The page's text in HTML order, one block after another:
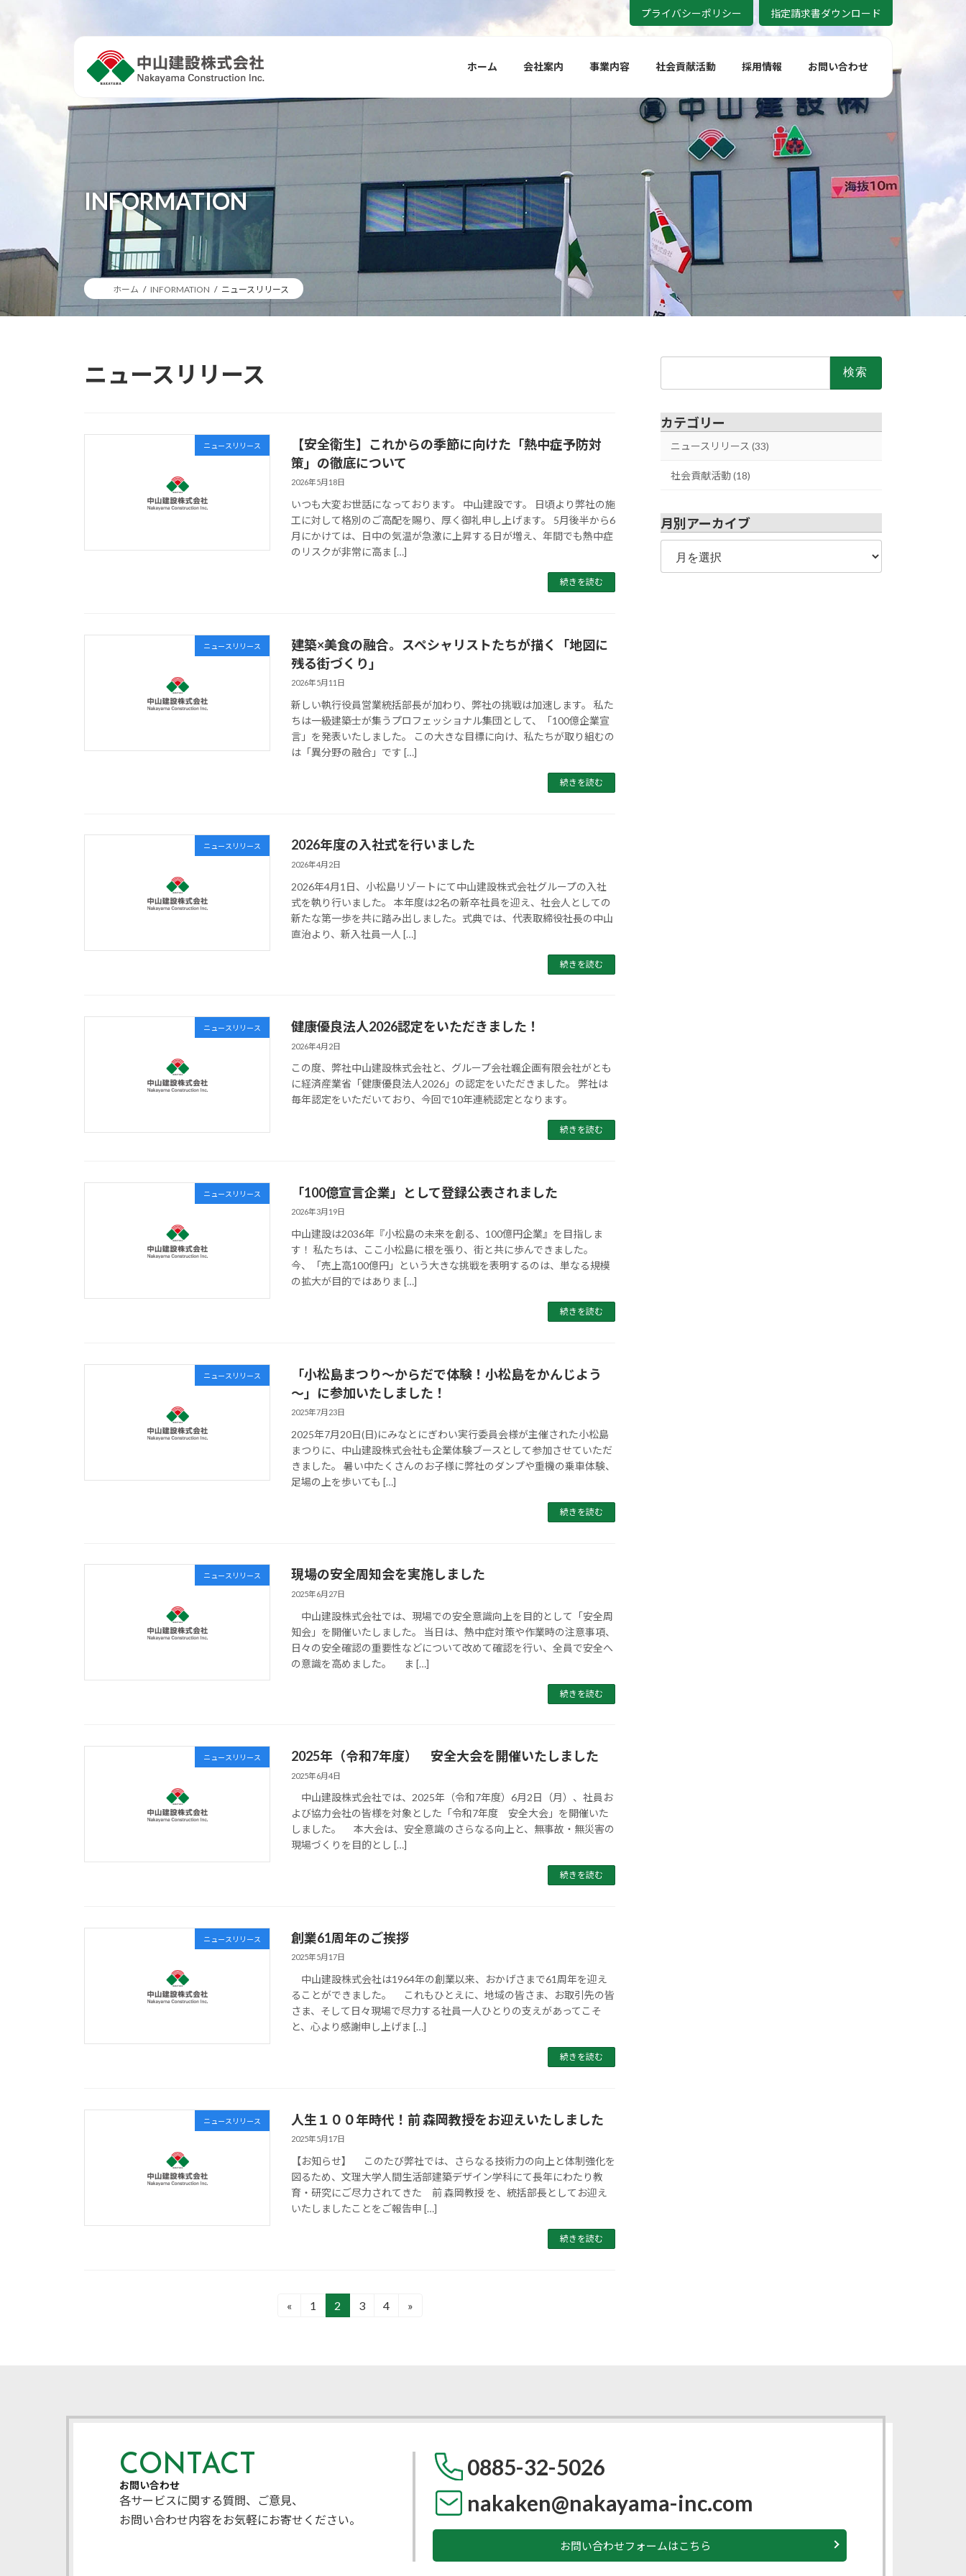
ホーム 会社案内 事業内容 社会貢献活動 採用情報 お問い合わせ
プライバシーポリシー 指定請求書ダウンロード
INFORMATION
ホーム INFORMATION ニュースリリース
ニュースリリース
ニュースリリース
【安全衛生】これからの季節に向けた「熱中症予防対
策」の徹底について
2026年5月18日
いつも大変お世話になっております。 中山建設です。 日頃より弊社の施
工に対して格別のご高配を賜り、厚く御礼申し上げます。 5月後半から6
月にかけては、日中の気温が急激に上昇する日が増え、年間でも熱中症
のリスクが非常に高ま […]
続きを読む
ニュースリリース
建築×美食の融合。スペシャリストたちが描く「地図に
残る街づくり」
2026年5月11日
新しい執行役員営業統括部長が加わり、弊社の挑戦は加速します。 私た
ちは一級建築士が集うプロフェッショナル集団として、「100億企業宣
言」を発表いたしました。 この大きな目標に向け、私たちが取り組むの
は「異分野の融合」です […]
続きを読む
ニュースリリース 2026年度の入社式を行いました
2026年4月2日
2026年4月1日、小松島リゾートにて中山建設株式会社グループの入社
式を執り行いました。 本年度は2名の新卒社員を迎え、社会人としての
新たな第一歩を共に踏み出しました。式典では、代表取締役社長の中山
直治より、新入社員一人 […]
続きを読む
ニュースリリース 健康優良法人2026認定をいただきました！
2026年4月2日
この度、弊社中山建設株式会社と、グループ会社颯企画有限会社がとも
に経済産業省「健康優良法人2026」の認定をいただきました。 弊社は
毎年認定をいただいており、今回で10年連続認定となります。
続きを読む
ニュースリリース 「100億宣言企業」として登録公表されました
2026年3月19日
中山建設は2036年『小松島の未来を創る、100億円企業』を目指しま
す！ 私たちは、ここ小松島に根を張り、街と共に歩んできました。
今、「売上高100億円」という大きな挑戦を表明するのは、単なる規模
の拡大が目的ではありま […]
続きを読む
ニュースリリース
「小松島まつり～からだで体験！小松島をかんじよう
～」に参加いたしました！
2025年7月23日
2025年7月20日(日)にみなとにぎわい実行委員会様が主催された小松島
まつりに、中山建設株式会社も企業体験ブースとして参加させていただ
きました。 暑い中たくさんのお子様に弊社のダンプや重機の乗車体験、
足場の上を歩いても […]
続きを読む
ニュースリリース 現場の安全周知会を実施しました
2025年6月27日
中山建設株式会社では、現場での安全意識向上を目的として「安全周
知会」を開催いたしました。 当日は、熱中症対策や作業時の注意事項、
日々の安全確認の重要性などについて改めて確認を行い、全員で安全へ
の意識を高めました。 ま […]
続きを読む
ニュースリリース 2025年（令和7年度） 安全大会を開催いたしました
2025年6月4日
中山建設株式会社では、2025年（令和7年度）6月2日（月）、社員お
よび協力会社の皆様を対象とした「令和7年度 安全大会」を開催いた
しました。 本大会は、安全意識のさらなる向上と、無事故・無災害の
現場づくりを目的とし […]
続きを読む
ニュースリリース 創業61周年のご挨拶
2025年5月17日
中山建設株式会社は1964年の創業以来、おかげさまで61周年を迎え
ることができました。 これもひとえに、地域の皆さま、お取引先の皆
さま、そして日々現場で尽力する社員一人ひとりの支えがあってこそ
と、心より感謝申し上げま […]
続きを読む
ニュースリリース 人生１００年時代！前 森岡教授をお迎えいたしました
2025年5月17日
【お知らせ】 このたび弊社では、さらなる技術力の向上と体制強化を
図るため、文理大学人間生活部建築デザイン学科にて長年にわたり教
育・研究にご尽力されてきた 前 森岡教授 を、統括部長としてお迎え
いたしましたことをご報告申 […]
続きを読む
ー
«
固
1
固
2
固
3
固
4 »
カテゴリー
ニュースリリース (33)
社会貢献活動 (18)
月別アーカイブ
月
ア
CONTACT
お問い合わせ
各サービスに関する質問、ご意見、
お問い合わせ内容をお気軽にお寄せください。
0885-32-5026
nakaken@nakayama-inc.com
お問い合わせフォームはこちら